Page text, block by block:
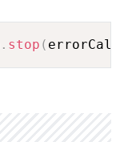
. stop (